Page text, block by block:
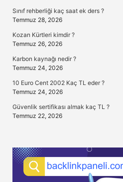
Sınıf rehberliği kaç saat ek ders ?
Temmuz 28, 2026
Kozan Kürtleri kimdir ?
Temmuz 26, 2026
Karbon kaynağı nedir ?
Temmuz 24, 2026
10 Euro Cent 2002 Kaç TL eder ?
Temmuz 24, 2026
Güvenlik sertifikası almak kaç TL ?
Temmuz 22, 2026